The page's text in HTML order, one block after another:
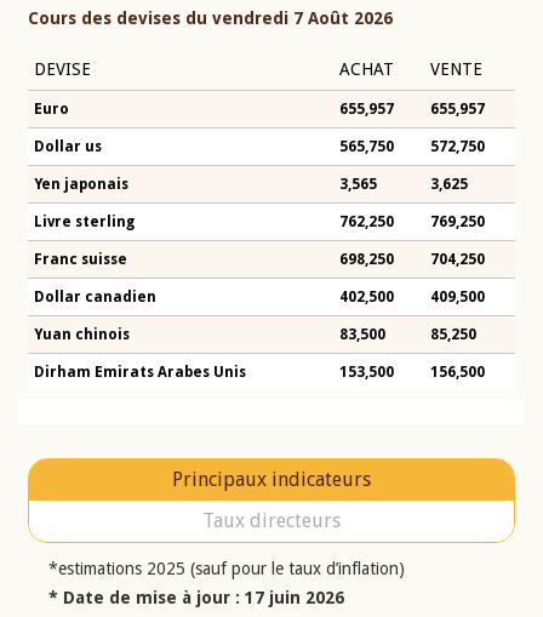
Cours des devises du vendredi 7 Août 2026
DEVISE ACHAT VENTE
Euro 655,957 655,957
Dollar us 565,750 572,750
Yen japonais 3,565 3,625
Livre sterling 762,250 769,250
Franc suisse 698,250 704,250
Dollar canadien 402,500 409,500
Yuan chinois 83,500 85,250
Dirham Emirats Arabes Unis 153,500 156,500
Principaux indicateurs
Taux directeurs
*estimations 2025 (sauf pour le taux d’inflation)
* Date de mise à jour : 17 juin 2026